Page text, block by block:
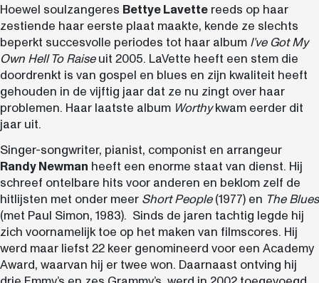
Hoewel soulzangeres Bettye Lavette reeds op haar
zestiende haar eerste plaat maakte, kende ze slechts
beperkt succesvolle periodes tot haar album I’ve Got My
Own Hell To Raiseuit 2005. LaVette heeft een stem die
doordrenkt is van gospel en blues en zijn kwaliteit heeft
gehouden in de vijftig jaar dat ze nu zingt over haar
problemen. Haar laatste album Worthykwam eerder dit
jaar uit.
Singer-songwriter, pianist, componist en arrangeur
Randy Newman heeft een enorme staat van dienst. Hij
schreef ontelbare hits voor anderen en beklom zelf de
hitlijsten met onder meer Short People(1977) en The Blues
(met Paul Simon, 1983). Sinds de jaren tachtig legde hij
zich voornamelijk toe op het maken van filmscores. Hij
werd maar liefst 22 keer genomineerd voor een Academy
Award, waarvan hij er twee won. Daarnaast ontving hij